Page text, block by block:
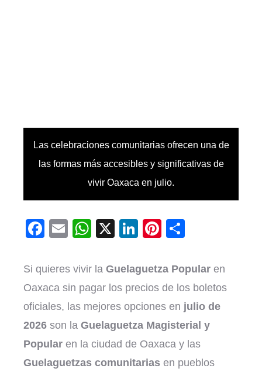
Las celebraciones comunitarias ofrecen una de
las formas más accesibles y significativas de
vivir Oaxaca en julio.
Facebook
EmailWhatsApp
X LinkedIn
Pinterest
Si quieres vivir la Guelaguetza Popular en
Oaxaca sin pagar los precios de los boletos
oficiales, las mejores opciones en julio de
2026 son la Guelaguetza Magisterial y
Popular en la ciudad de Oaxaca y las
Guelaguetzas comunitarias en pueblos